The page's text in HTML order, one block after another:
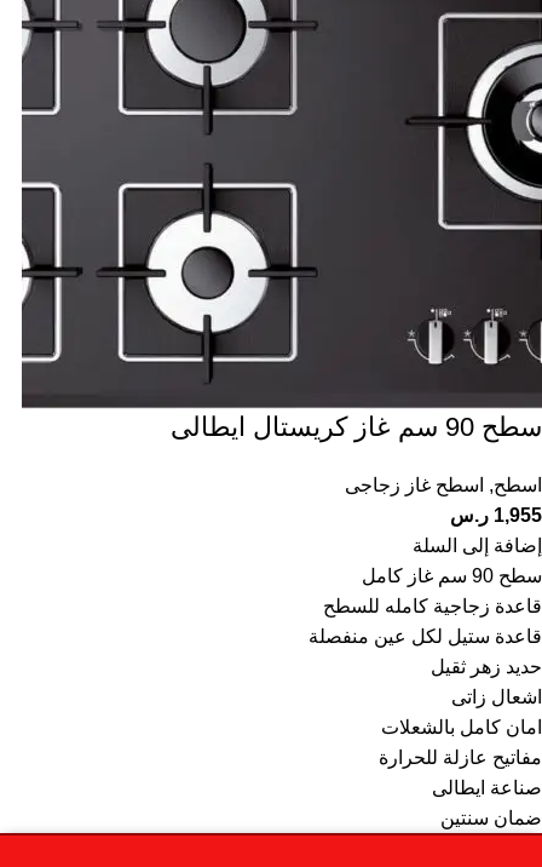
سطح 90 سم غاز كريستال ايطالى
اسطح, اسطح غاز زجاجى
1,955 ر.س
إضافة إلى السلة
سطح 90 سم غاز كامل
قاعدة زجاجية كامله للسطح
قاعدة ستيل لكل عين منفصلة
حديد زهر ثقيل
اشعال زاتى
امان كامل بالشعلات
مفاتيح عازلة للحرارة
صناعة ايطالى
ضمان سنتين